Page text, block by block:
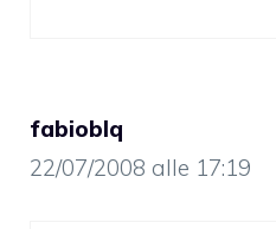
fabioblq
22/07/2008 alle 17:19